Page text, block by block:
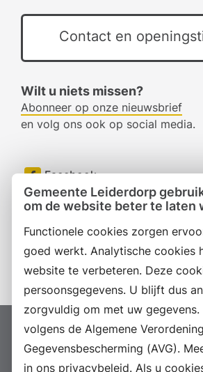
Gemeente Leiderdorp
om de website beter te laten
Functionele cookies zorgen
goed werkt. Analytische cookies
website te verbeteren. Deze
persoonsgegevens. U blijft dus
zorgvuldig om met uw
volgens de Algemene Verordening
Gegevensbescherming (AVG).
in ons privacybeleid. Als u
Contact en
Wilt u niets missen?
Abonneer op onze nieuwsbrief
en volg ons ook op social media.
Facebook
RSS
LinkedIn
Proclaimer Colofon
Sitemap
Privacyverklaring